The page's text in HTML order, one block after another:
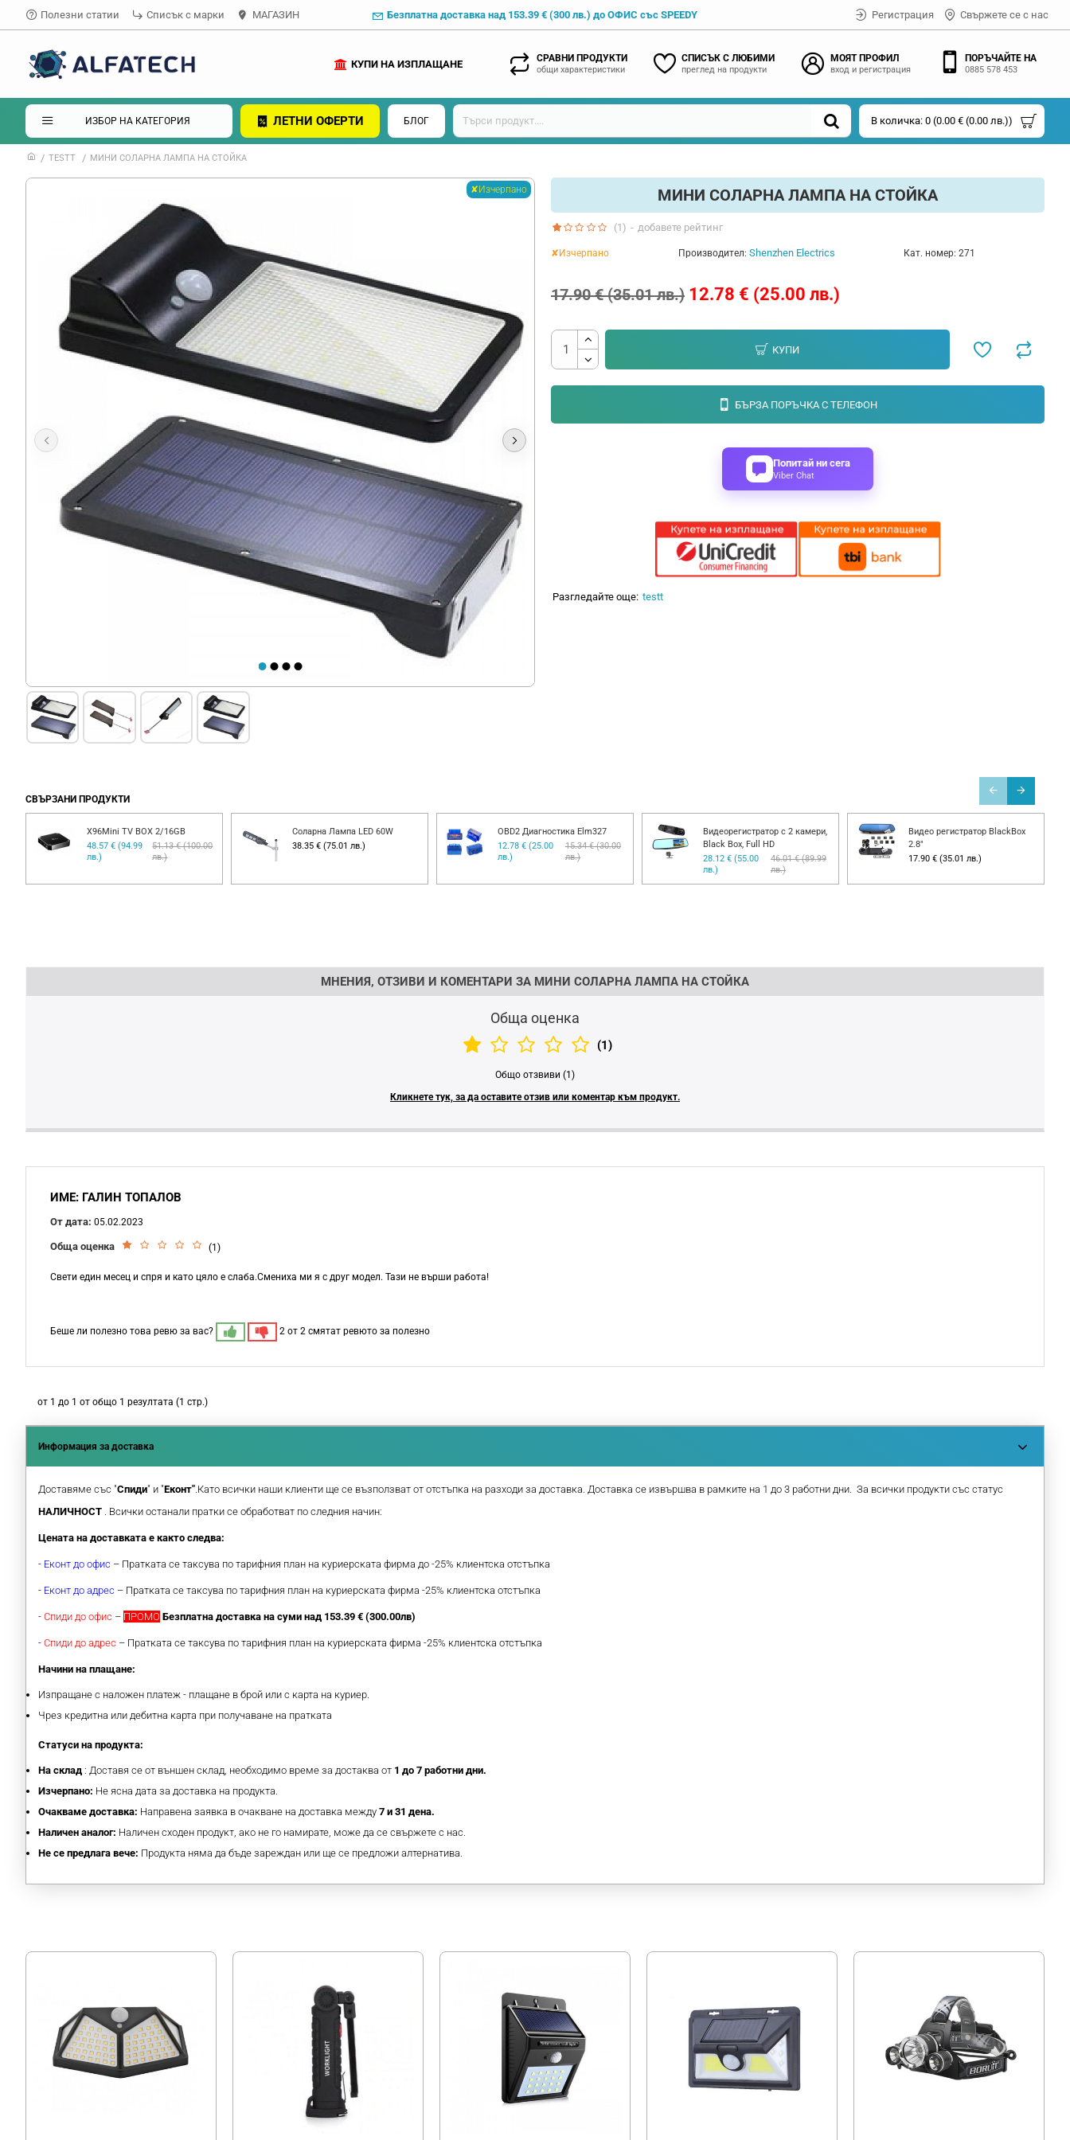
Полезни статии Списък с марки МАГАЗИН Безплатна доставка над 153.39 € (300 лв.) до ОФИС със SPEEDY Регистрация Свържете се с нас
СРАВНИ ПРОДУКТИ
общи характеристики
СПИСЪК С ЛЮБИМИ
преглед на продукти
МОЯТ ПРОФИЛ
вход и регистрация
ПОРЪЧАЙТЕ НА
0885 578 453
КУПИ НА ИЗПЛАЩАНЕ
ИЗБОР НА КАТЕГОРИЯ ЛЕТНИ ОФЕРТИ БЛОГ В количка: 0 (0.00 € (0.00 лв.))
TESTT МИНИ СОЛАРНА ЛАМПА НА СТОЙКА
✘Изчерпано МИНИ СОЛАРНА ЛАМПА НА СТОЙКА
✘Изчерпано Производител: Shenzhen Electrics Кат. номер: 271
(1) - добавете рейтинг
12.78 € (25.00 лв.)
17.90 € (35.01 лв.)
КУПИ
БЪРЗА ПОРЪЧКА С ТЕЛЕФОН
Попитай ни сега
Viber Chat
Разгледайте още: testt
СВЪРЗАНИ ПРОДУКТИ
X96Mini TV BOX 2/16GB
48.57 € (94.99
лв.)
51.13 € (100.00
лв.)
Соларна Лампа LED 60W
38.35 € (75.01 лв.)
OBD2 Диагностика Elm327
12.78 € (25.00
лв.)
15.34 € (30.00
лв.)
Видеорегистратор с 2 камери,
Black Box, Full HD
28.12 € (55.00
лв.)
46.01 € (89.99
лв.)
Видео регистратор BlackBox
2.8"
17.90 € (35.01 лв.)
МНЕНИЯ, ОТЗИВИ И КОМЕНТАРИ ЗА МИНИ СОЛАРНА ЛАМПА НА СТОЙКА
Обща оценка
(1)
Общо отзвиви (1)
Кликнете тук, за да оставите отзив или коментар към продукт.
ИМЕ: ГАЛИН ТОПАЛОВ
От дата: 05.02.2023
Обща оценка (1)
Свети един месец и спря и като цяло е слаба.Смениха ми я с друг модел. Тази не върши работа!
Беше ли полезно това ревю за вас? 2 от 2 смятат ревюто за полезно
от 1 до 1 от общо 1 резултата (1 стр.)
Информация за доставка
Доставяме със "Спиди" и "Еконт".Като всички наши клиенти ще се възползват от отстъпка на разходи за доставка. Доставка се извършва в рамките на 1 до 3 работни дни. За всички продукти със статус
НАЛИЧНОСТ . Всички останали пратки се обработват по следния начин:
Цената на доставката е както следва:
- Еконт до офис – Пратката се таксува по тарифния план на куриерската фирма до -25% клиентска отстъпка
- Еконт до адрес – Пратката се таксува по тарифния план на куриерската фирма -25% клиентска отстъпка
- Спиди до офис – ПРОМО Безплатна доставка на суми над 153.39 € (300.00лв)
- Спиди до адрес – Пратката се таксува по тарифния план на куриерската фирма -25% клиентска отстъпка
Начини на плащане:
Изпращане с наложен платеж - плащане в брой или с карта на куриер.
Чрез кредитна или дебитна карта при получаване на пратката
Статуси на продукта:
На склад : Доставя се от външен склад, необходимо време за достаква от 1 до 7 работни дни.
Изчерпано: Не ясна дата за доставка на продукта.
Очакваме доставка: Направена заявка в очакване на доставка между 7 и 31 дена.
Наличен аналог: Наличен сходен продукт, ако не го намирате, може да се свържете с нас.
Не се предлага вече: Продукта няма да бъде зареждан или ще се предложи алтернатива.